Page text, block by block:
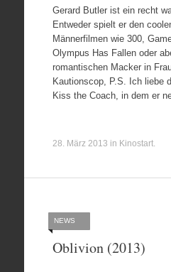
Gerard Butler ist ein recht
Entweder spielt er den
Männerfilmen wie 300,
Olympus Has Fallen oder
romantischen Macker in
Kautionscop, P.S. Ich liebe
Kiss the Coach, in dem er
28. März 2013 in Kinostart.
NEWS
Oblivion (2013)